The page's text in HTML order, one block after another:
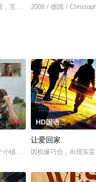
，被公司老总赵明伟故意设局
互相扶持却不曾想，终有一
2008 / 德国 /
起生活的照屋踊，憧憬舞蹈学
1.0
镇的农场，一个怀抱音乐理
HD国语
让爱回家
因机缘巧合，向现实